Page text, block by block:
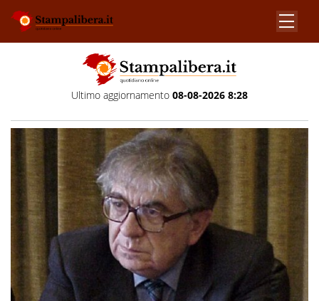
Ultimo aggiornamento 08-08-2026 8:28